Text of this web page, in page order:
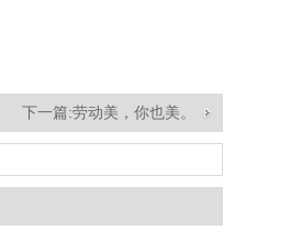
下一篇:劳动美，你也美。